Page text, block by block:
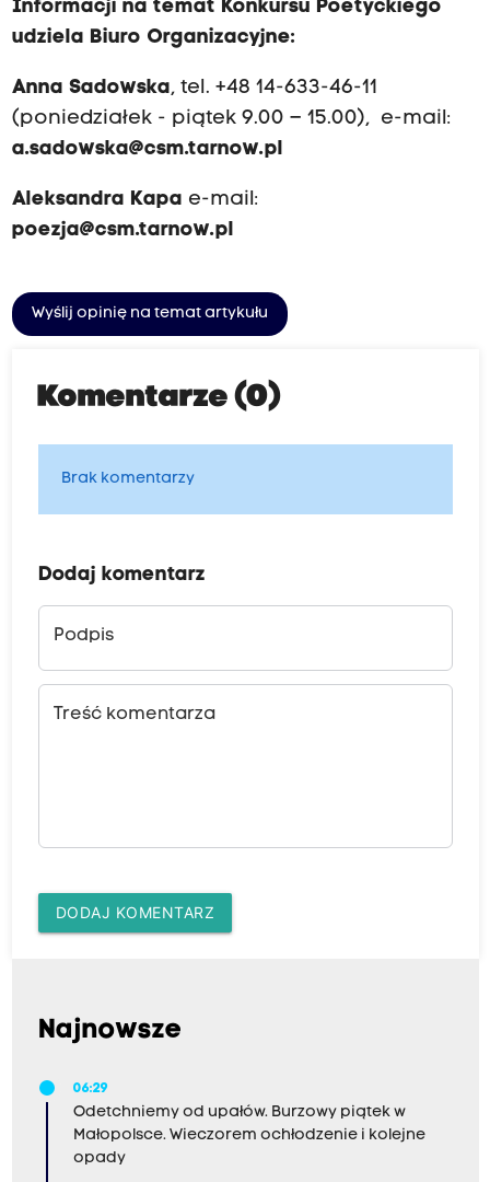
Informacji na temat Konkursu Poetyckiego
udziela Biuro Organizacyjne:
Anna Sadowska, tel. +48 14-633-46-11
(poniedziałek - piątek 9.00 – 15.00),
e-mail:
a.sadowska@csm.tarnow.pl
Aleksandra Kapa e-mail:
poezja@csm.tarnow.pl
Wyślij opinię na temat artykułu
Komentarze (0)
Brak komentarzy
Dodaj komentarz
Podpis
Treść komentarza
DODAJ KOMENTARZ
Najnowsze
06:29
Odetchniemy od upałów. Burzowy piątek w
Małopolsce. Wieczorem ochłodzenie i kolejne
opady